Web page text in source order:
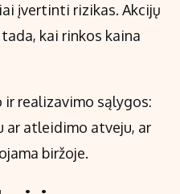
įvertinti rizikas. Akcijų
kai rinkos kaina
realizavimo sąlygos:
ar atleidimo atveju, ar
biržoje.